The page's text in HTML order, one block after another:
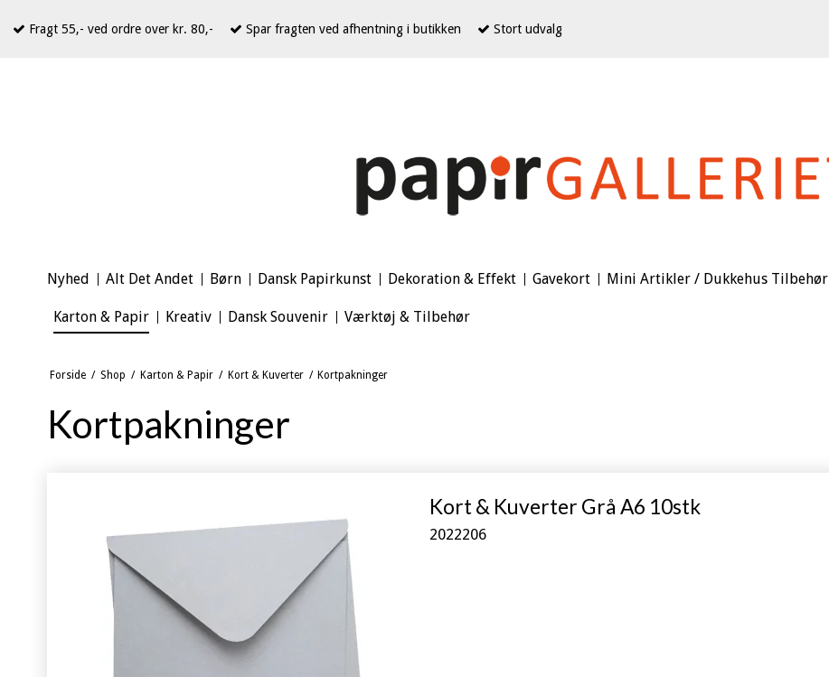
Fragt 55,- ved ordre over kr. 80,- Spar fragten ved afhentning i butikken Stort udvalg
Nyhed Alt Det Andet Børn Dansk Papirkunst Dekoration & Effekt Gavekort Mini Artikler / Dukkehus Tilbehør
Karton & Papir Kreativ Dansk Souvenir Værktøj & Tilbehør
Forside / Shop / Karton & Papir / Kort & Kuverter / Kortpakninger
Kortpakninger
Kort & Kuverter Grå A6 10stk
2022206